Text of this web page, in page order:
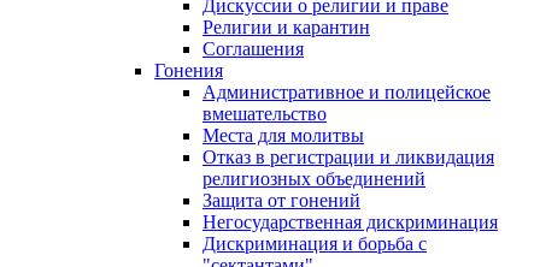
Дискуссии о религии и праве
Религии и карантин
Соглашения
Гонения
Административное и полицейское
вмешательство
Места для молитвы
Отказ в регистрации и ликвидация
религиозных объединений
Защита от гонений
Негосударственная дискриминация
Дискриминация и борьба с